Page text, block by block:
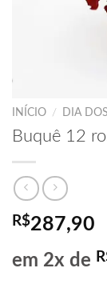
INÍCIO / DIA
Buquê 12
R$287,90
em 2x de